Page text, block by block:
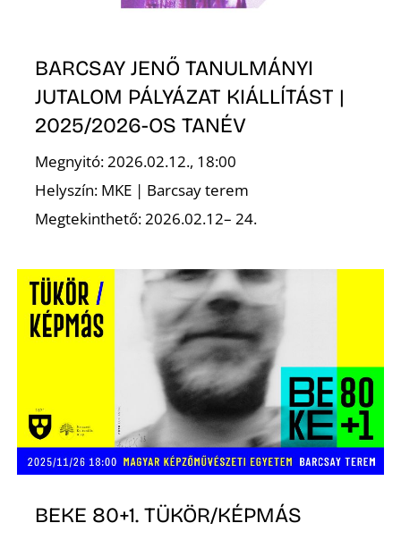
BARCSAY JENŐ TANULMÁNYI
JUTALOM PÁLYÁZAT KIÁLLÍTÁST |
2025/2026-OS TANÉV
Megnyitó: 2026.02.12., 18:00
Helyszín: MKE | Barcsay terem
Megtekinthető: 2026.02.12– 24.
BEKE 80+1. TÜKÖR/KÉPMÁS